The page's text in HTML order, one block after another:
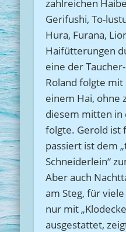
zahlreichen
Gerifushi, To-
Hura, Furana,
Haifütterungen
eine der
Roland folgte
einem Hai, ohne
diesem mitten
folgte. Gerold ist
passiert ist dem
Schneiderlein“
Aber auch
am Steg, für
nur mit
ausgestattet,